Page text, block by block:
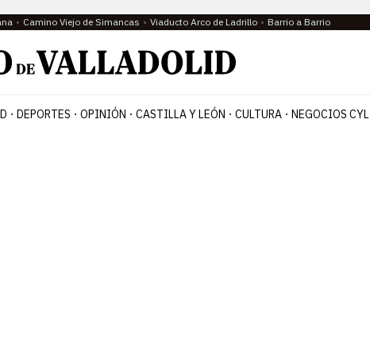
Camino Viejo de Simancas Viaducto Arco de Ladrillo Barrio a Barrio
DEPORTES OPINIÓN CASTILLA Y LEÓN CULTURA NEGOCIOS CYL